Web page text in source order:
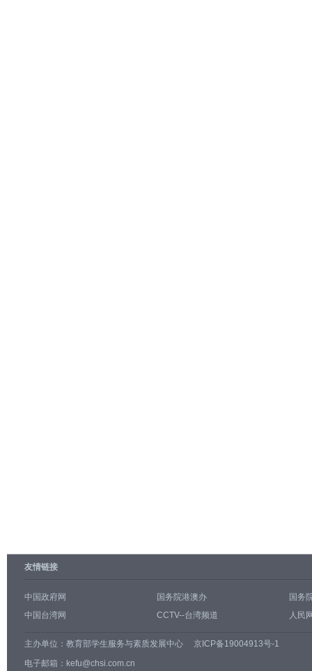
友情链接
中国政府网 国务院港澳办
国务
中国台湾网
CCTV--台湾频道 人民
主办单位： 教育部学生服务与素质发展中心
京ICP备19004913号-1
电子邮箱：kefu@chsi.com.cn